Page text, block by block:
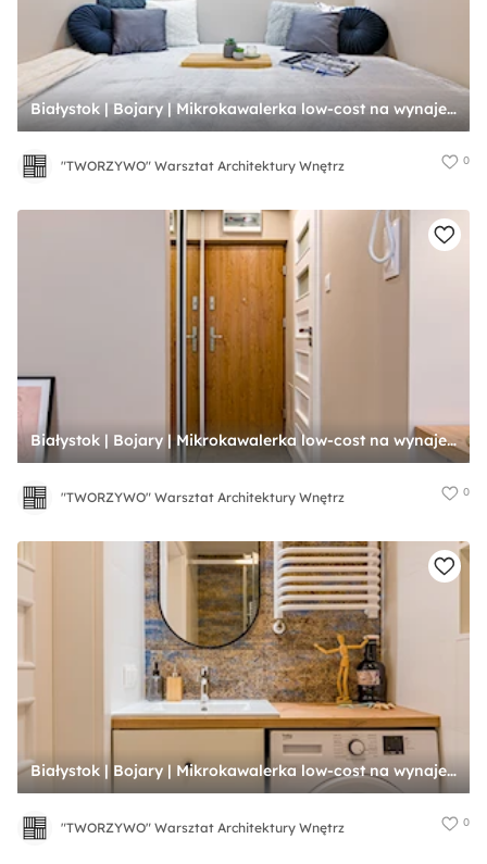
Białystok | Bojary | Mikrokawalerka low-cost na wynajem - Sypialnia, styl nowoczesny - zdjęcie od "TWORZYWO" Warsztat Architektury Wnętrz
"TWORZYWO" Warsztat Architektury Wnętrz 0
Białystok | Bojary | Mikrokawalerka low-cost na wynajem - Hol / przedpokój, styl nowoczesny - zdjęcie od "TWORZYWO" Warsztat Architektury Wnętrz
"TWORZYWO" Warsztat Architektury Wnętrz 0
Białystok | Bojary | Mikrokawalerka low-cost na wynajem - Łazienka, styl nowoczesny - zdjęcie od "TWORZYWO" Warsztat Architektury Wnętrz
"TWORZYWO" Warsztat Architektury Wnętrz 0